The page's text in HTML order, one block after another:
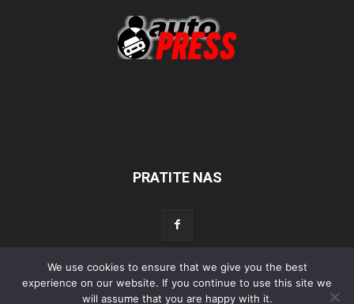
PRATITE NAS
Početna Aktualno Test Tehnika Servis Tuning
Sport
Lifestyle
Povijest
We use cookies to ensure that we give you the best
experience on our website. If you continue to use this site we
will assume that you are happy with it.